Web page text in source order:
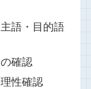
語・目的語
確認
性確認